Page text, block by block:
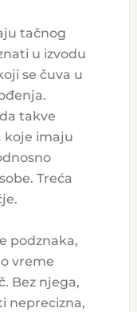
tačnog
u izvodu
se čuva u
takve
koje imaju
Treća
podznaka,
vreme
Bez njega,
neprecizna,